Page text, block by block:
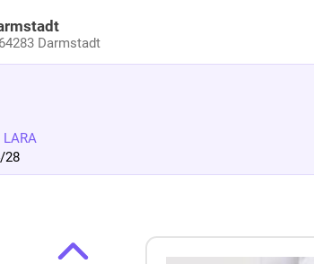
64283 Darmstadt
28
springen